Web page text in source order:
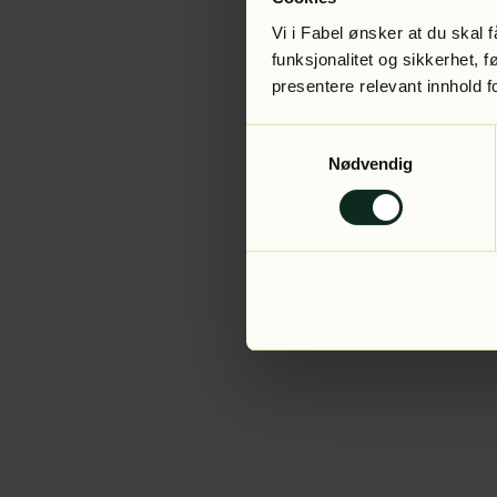
Vi i Fabel ønsker at du skal
funksjonalitet og sikkerhet,
presentere relevant innhold
Nødvendig
Application